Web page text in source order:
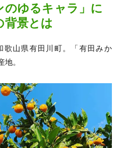
のゆるキャラ」に
景とは
歌山県有田川町。「有田みか
地。